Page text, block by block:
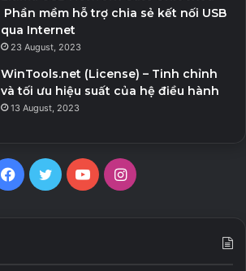
Phần mềm hỗ trợ chia sẻ kết nối USB
qua Internet
23 August, 2023
WinTools.net (License) – Tinh chỉnh
và tối ưu hiệu suất của hệ điều hành
13 August, 2023
Facebook
TwitterYouTubeInstagram